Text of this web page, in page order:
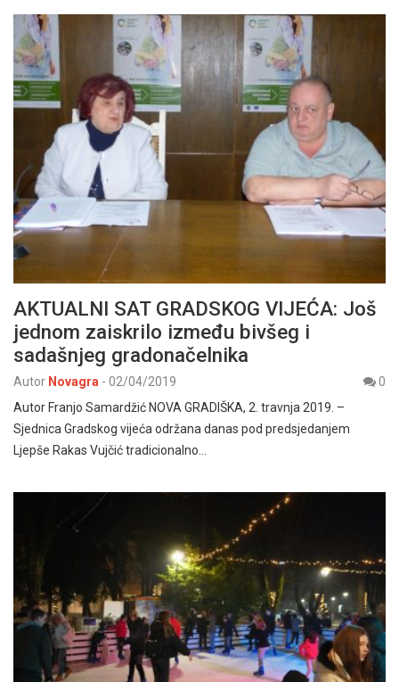
AKTUALNI SAT GRADSKOG VIJEĆA: Još
jednom zaiskrilo između bivšeg i
sadašnjeg gradonačelnika
Autor Novagra - 02/04/2019
0
Autor Franjo Samardžić NOVA GRADIŠKA, 2. travnja 2019. –
Sjednica Gradskog vijeća održana danas pod predsjedanjem
Ljepše Rakas Vujčić tradicionalno…